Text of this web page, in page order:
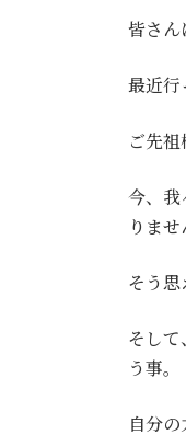
皆さん
最近行
ご先
今、我
りませ
そう思
そし
う事。
自分